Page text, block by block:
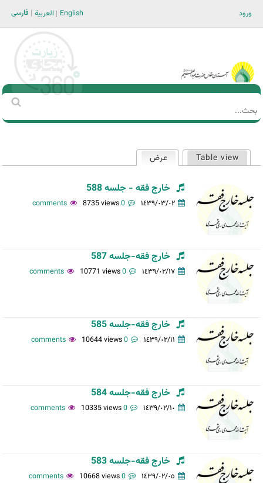
ورود فارسی العربية English
Main men-AR
استمارة
‏
الأساسية
Table view عرض
خارج فقه - جلسه 588
١٤٣٩/٠٣/٠٢ 0 comments
8735 views
خارج فقه-جلسه 587
١٤٣٩/٠٢/١٧ 0 comments
10771 views
خارج فقه-جلسه 585
١٤٣٩/٠٢/١١ 0 comments
10644 views
خارج فقه-جلسه 584
١٤٣٩/٠٢/١٠ 0 comments
10335 views
خارج فقه-جلسه 583
١٤٣٩/٠٢/٠٥ 0 comments
10668 views